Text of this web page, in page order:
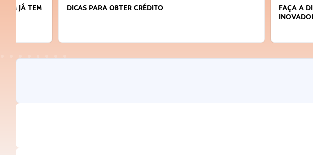
DICAS PARA OBTER CRÉDITO
FAÇA A DIFERENÇA: